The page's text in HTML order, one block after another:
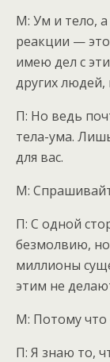
М: Ум и тело,
реакции — это
имею дел с
других людей,
П: Но ведь
тела-ума.
для вас.
М:
П: С одной
безмолвию,
миллионы
этим не
М: Потому что
П: Я знаю то,